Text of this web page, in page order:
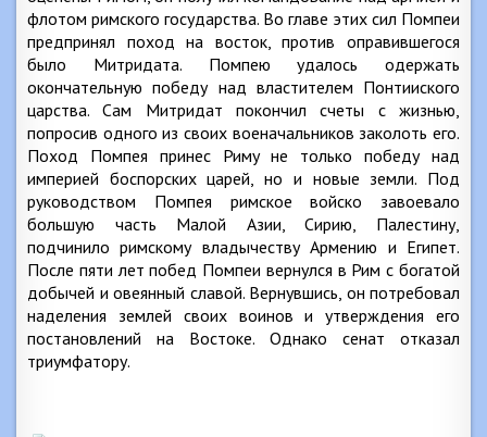
флотом римского государства. Во главе этих сил Помпеи
предпринял поход на восток, против оправившегося
было Митридата. Помпею удалось одержать
окончательную победу над властителем Понтииского
царства. Сам Митридат покончил счеты с жизнью,
попросив одного из своих военачальников заколоть его.
Поход Помпея принес Риму не только победу над
империей боспорских царей, но и новые земли. Под
руководством Помпея римское войско завоевало
большую часть Малой Азии, Сирию, Палестину,
подчинило римскому владычеству Армению и Египет.
После пяти лет побед Помпеи вернулся в Рим с богатой
добычей и овеянный славой. Вернувшись, он потребовал
наделения землей своих воинов и утверждения его
постановлений на Востоке. Однако сенат отказал
триумфатору.